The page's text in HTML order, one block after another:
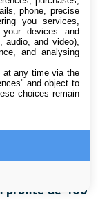
culte à 20 €
mais ça ne
: le
Pro et sa
profite de 400
phone, precise
you services,
devices and
and video),
and analysing
at any time via the
and object to
choices remain